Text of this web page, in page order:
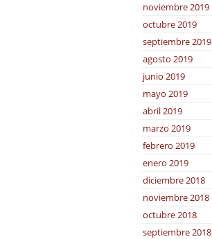
noviembre 2019
octubre 2019
septiembre 2019
agosto 2019
junio 2019
mayo 2019
abril 2019
marzo 2019
febrero 2019
enero 2019
diciembre 2018
noviembre 2018
octubre 2018
septiembre 2018